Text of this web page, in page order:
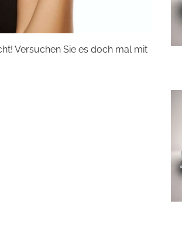
Versuchen Sie es doch mal mit